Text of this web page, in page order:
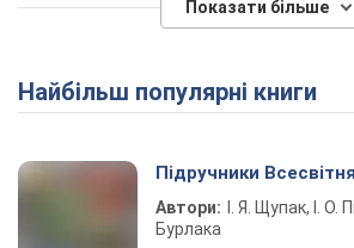
Показати більше
Найбільш популярні книги
Підручники
Автори:
І. Я. Щупак, І. О.
Бурлака